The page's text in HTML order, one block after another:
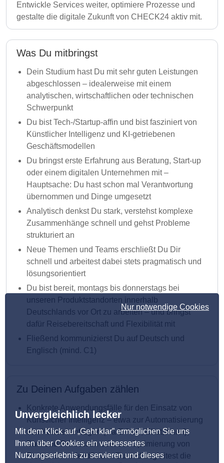
Nur notwendige Cookies
Unvergleichlich lecker
Mit dem Klick auf „Geht klar” ermöglichen Sie uns
Ihnen über Cookies ein verbessertes
Nutzungserlebnis zu servieren und dieses
Entwickle Services weiter, optimiere Prozesse und
gestalte die digitale Zukunft von CHECK24 aktiv mit.
Was Du mitbringst
Dein Studium hast Du mit sehr guten Leistungen
abgeschlossen – idealerweise mit einem
analytischen, wirtschaftlichen oder technischen
Schwerpunkt
Du bist Tech-/Startup-affin und bist fasziniert von
Künstlicher Intelligenz und KI-getriebenen
Geschäftsmodellen
Du bringst erste Erfahrung aus Beratung, Start-up
oder einem digitalen Unternehmen mit –
Hauptsache: Du hast schon mal Verantwortung
übernommen und Dinge umgesetzt
Analytisch denkst Du stark, verstehst komplexe
Zusammenhänge schnell und gehst Probleme
strukturiert an
Neue Themen und Teams erschließt Du Dir
schnell und arbeitest dabei stets pragmatisch und
lösungsorientiert
Du bist bereit, montags bis donnerstags bei
unseren Produktstandorten innerhalb
Deutschlands vor Ort zu arbeiten – und bringst
dafür Reisebereitschaft und Flexibilität mit
Fließend kommunizierst Du auf Deutsch und
Englisch (mind. C1)
Zu Deinen Aufgaben zählen
Konkrete Anwendungsfälle für den Einsatz von
Künstlicher Intelligenz – etwa zur Automatisierung
von Kundenanfragen (via E-Mail, Chat, Anruf),
Backend-Prozessen oder zur Optimierung von
Frontends – identifizierst Du und begleitest die